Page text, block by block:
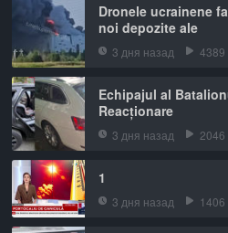
Dronele ucrainene
noi depozite ale
3 дня назад 4389
Echipajul al
Reacționare
3 дня назад 2046
1
3 дня назад 1406